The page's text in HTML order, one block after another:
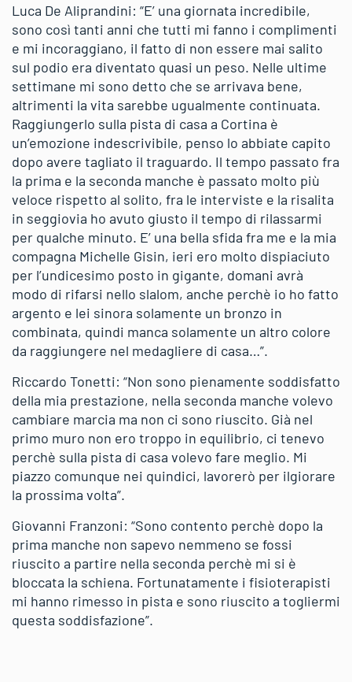
Luca De Aliprandini: “E’ una giornata incredibile,
sono così tanti anni che tutti mi fanno i complimenti
e mi incoraggiano, il fatto di non essere mai salito
sul podio era diventato quasi un peso. Nelle ultime
settimane mi sono detto che se arrivava bene,
altrimenti la vita sarebbe ugualmente continuata.
Raggiungerlo sulla pista di casa a Cortina è
un’emozione indescrivibile, penso lo abbiate capito
dopo avere tagliato il traguardo. Il tempo passato fra
la prima e la seconda manche è passato molto più
veloce rispetto al solito, fra le interviste e la risalita
in seggiovia ho avuto giusto il tempo di rilassarmi
per qualche minuto. E’ una bella sfida fra me e la mia
compagna Michelle Gisin, ieri ero molto dispiaciuto
per l’undicesimo posto in gigante, domani avrà
modo di rifarsi nello slalom, anche perchè io ho fatto
argento e lei sinora solamente un bronzo in
combinata, quindi manca solamente un altro colore
da raggiungere nel medagliere di casa…”.
Riccardo Tonetti: “Non sono pienamente soddisfatto
della mia prestazione, nella seconda manche volevo
cambiare marcia ma non ci sono riuscito. Già nel
primo muro non ero troppo in equilibrio, ci tenevo
perchè sulla pista di casa volevo fare meglio. Mi
piazzo comunque nei quindici, lavorerò per ilgiorare
la prossima volta”.
Giovanni Franzoni: “Sono contento perchè dopo la
prima manche non sapevo nemmeno se fossi
riuscito a partire nella seconda perchè mi si è
bloccata la schiena. Fortunatamente i fisioterapisti
mi hanno rimesso in pista e sono riuscito a togliermi
questa soddisfazione”.